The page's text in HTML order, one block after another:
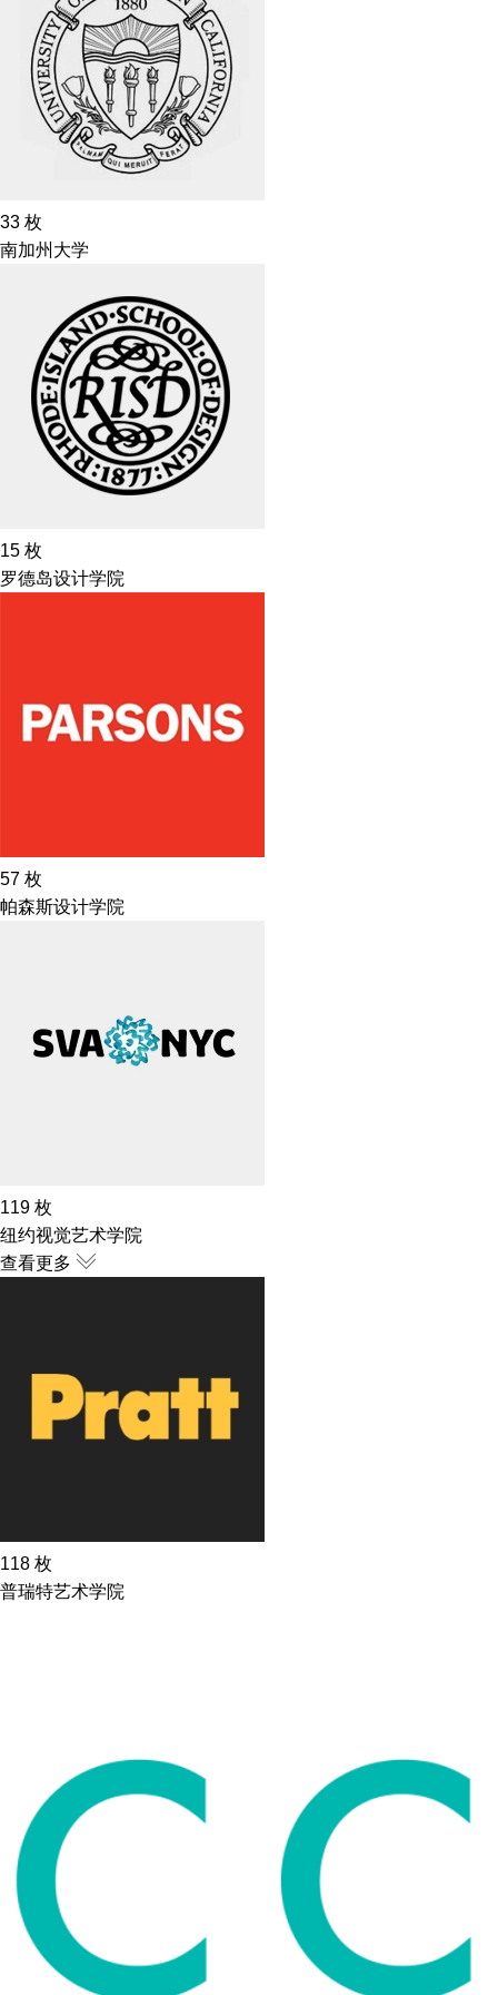
33 枚
南加州大学
15 枚
罗德岛设计学院
57 枚
帕森斯设计学院
119 枚
纽约视觉艺术学院
查看更多
118 枚
普瑞特艺术学院